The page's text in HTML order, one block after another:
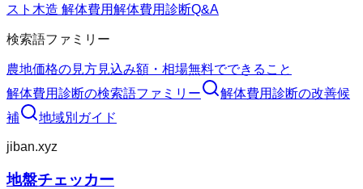
スト 木造 解体費用解体費用診断Q&A
検索語ファミリー
農地価格の見方見込み額・相場無料でできること
解体費用診断の検索語ファミリー 解体費用診断の改善候
補
地域別ガイド
jiban.xyz
地盤チェッカー